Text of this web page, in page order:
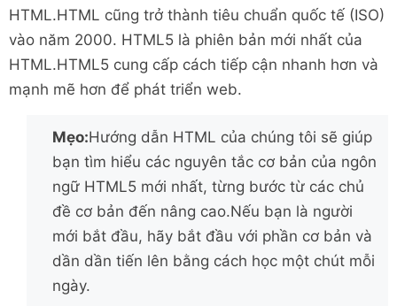
HTML.HTML cũng trở thành tiêu chuẩn quốc tế (ISO)
vào năm 2000. HTML5 là phiên bản mới nhất của
HTML.HTML5 cung cấp cách tiếp cận nhanh hơn và
mạnh mẽ hơn để phát triển web.
Mẹo:Hướng dẫn HTML của chúng tôi sẽ giúp
bạn tìm hiểu các nguyên tắc cơ bản của ngôn
ngữ HTML5 mới nhất, từng bước từ các chủ
đề cơ bản đến nâng cao.Nếu bạn là người
mới bắt đầu, hãy bắt đầu với phần cơ bản và
dần dần tiến lên bằng cách học một chút mỗi
ngày.